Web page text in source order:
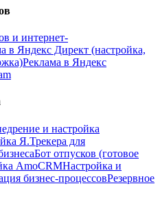
и интернет-
в Яндекс Директ (настройка,
Реклама в Яндекс
и настройка
Я.Трекера для
Бот отпусков (готовое
AmoCRMНастройка и
бизнес-процессовРезервное